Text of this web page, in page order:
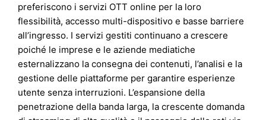
preferiscono i servizi OTT online per la loro
flessibilità, accesso multi-dispositivo e basse barriere
all’ingresso. I servizi gestiti continuano a crescere
poiché le imprese e le aziende mediatiche
esternalizzano la consegna dei contenuti, l’analisi e la
gestione delle piattaforme per garantire esperienze
utente senza interruzioni. L’espansione della
penetrazione della banda larga, la crescente domanda